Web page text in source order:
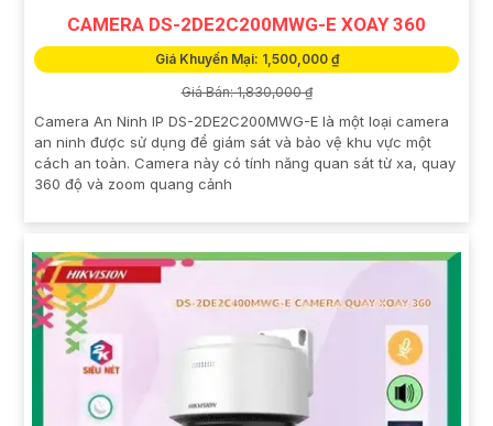
CAMERA DS-2DE2C200MWG-E XOAY 360
Giá Khuyến Mại: 1,500,000 ₫
Giá Bán: 1,830,000 ₫
Camera An Ninh IP DS-2DE2C200MWG-E là một loại camera
an ninh được sử dụng để giám sát và bảo vệ khu vực một
cách an toàn. Camera này có tính năng quan sát từ xa, quay
360 độ và zoom quang cảnh